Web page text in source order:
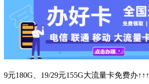
9元180G、19/29元155G大流量卡免费办↑↑↑